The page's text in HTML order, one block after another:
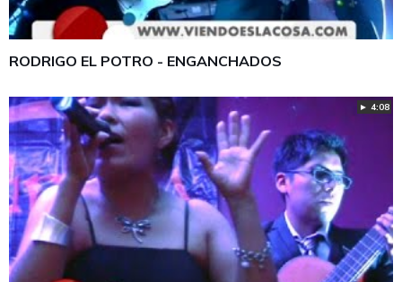
RODRIGO EL POTRO - ENGANCHADOS
► 4:08